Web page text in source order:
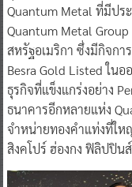
Quantum Metal ที่มีปร
Quantum Metal Group
สหรัฐอเมริกา ซึ่งมีกิจกา
Besra Gold Listed ใน
ธุรกิจที่แข็งแกร่งอย่าง
ธนาคารอีกหลายแห่ง
จำหน่ายทองคำแท่งที่ให
สิงคโปร์ ฮ่องกง ฟิลิปปิน